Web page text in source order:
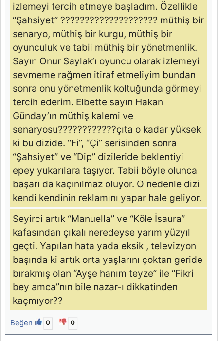
izlemeyi tercih etmeye başladım. Özellikle
“Şahsiyet” ???????????????????? müthiş bir
senaryo, müthiş bir kurgu, müthiş bir
oyunculuk ve tabii müthiş bir yönetmenlik.
Sayın Onur Saylak’ı oyuncu olarak izlemeyi
sevmeme rağmen itiraf etmeliyim bundan
sonra onu yönetmenlik koltuğunda görmeyi
tercih ederim. Elbette sayın Hakan
Günday’ın müthiş kalemi ve
senaryosu????????????çıta o kadar yüksek
ki bu dizide. “Fi”, “Çi” serisinden sonra
“Şahsiyet” ve “Dip” dizileride beklentiyi
epey yukarılara taşıyor. Tabii böyle olunca
başarı da kaçınılmaz oluyor. O nedenle dizi
kendi kendinin reklamını yapar hale geliyor.
Seyirci artık “Manuella” ve “Köle İsaura”
kafasından çıkalı neredeyse yarım yüzyıl
geçti. Yapılan hata yada eksik , televizyon
başında ki artık orta yaşlarını çoktan geride
bırakmış olan “Ayşe hanım teyze” ile “Fikri
bey amca”nın bile nazar-ı dikkatinden
kaçmıyor??
Beğen 0 0